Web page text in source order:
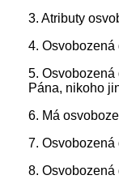
3. Atributy
4.
5.
Pána, nikoho
6. Má
7.
8.